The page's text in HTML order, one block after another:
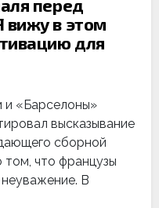
перед
в этом
для
и «Барселоны»
высказывание
сборной
что французы
В